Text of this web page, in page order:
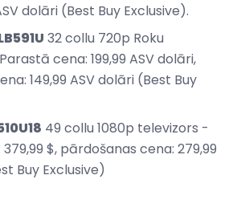
dolāri (Best Buy Exclusive).
32 collu 720p Roku
cena: 199,99 ASV dolāri,
149,99 ASV dolāri (Best Buy
49 collu 1080p televizors -
$, pārdošanas cena: 279,99
Buy Exclusive)